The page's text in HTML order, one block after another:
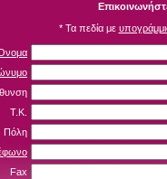
* Τα πεδία με
Τ.Κ.
Πόλη
Fax